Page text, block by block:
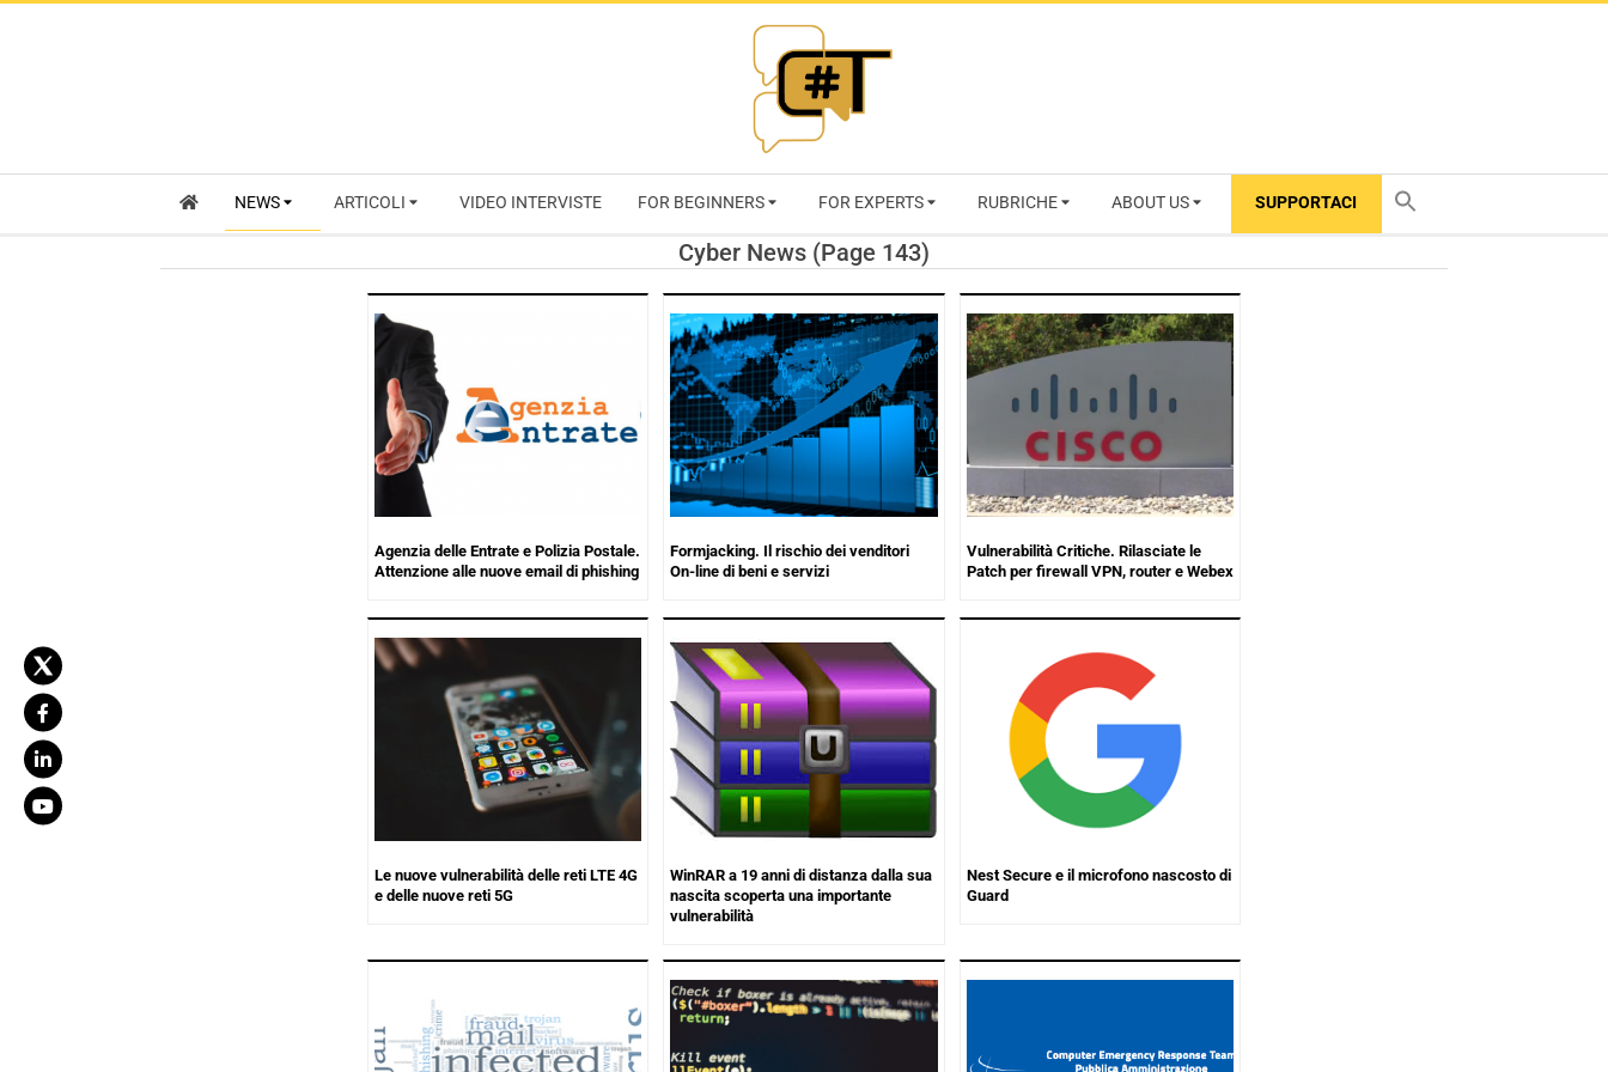
RIVISTA
CYBERSECURITY
TRENDS
NEWS ARTICOLI VIDEO INTERVISTE FOR BEGINNERS FOR EXPERTS RUBRICHE ABOUT US SUPPORTACI
Cyber News (Page 143)
Agenzia delle Entrate e Polizia Postale.
Attenzione alle nuove email di phishing
Formjacking. Il rischio dei venditori
On-line di beni e servizi
Vulnerabilità Critiche. Rilasciate le
Patch per firewall VPN, router e Webex
Le nuove vulnerabilità delle reti LTE 4G
e delle nuove reti 5G
WinRAR a 19 anni di distanza dalla sua
nascita scoperta una importante
vulnerabilità
Nest Secure e il microfono nascosto di
Guard